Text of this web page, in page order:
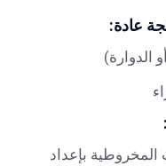
عادة:
الدوارة)
بإعداد